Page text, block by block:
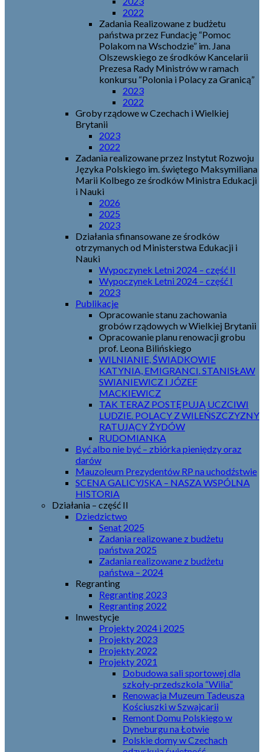
2022
Zadania Realizowane z budżetu
państwa przez Fundację “Pomoc
Polakom na Wschodzie” im. Jana
Olszewskiego ze środków Kancelarii
Prezesa Rady Ministrów w ramach
konkursu “Polonia i Polacy za Granicą”
2023
2022
Groby rządowe w Czechach i Wielkiej
Brytanii
2023
2022
Zadania realizowane przez Instytut Rozwoju
Języka Polskiego im. świętego Maksymiliana
Marii Kolbego ze środków Ministra Edukacji
i Nauki
2026
2025
2023
Działania sfinansowane ze środków
otrzymanych od Ministerstwa Edukacji i
Nauki
Wypoczynek Letni 2024 – część II
Wypoczynek Letni 2024 – część I
2023
Publikacje
Opracowanie stanu zachowania
grobów rządowych w Wielkiej Brytanii
Opracowanie planu renowacji grobu
prof. Leona Bilińskiego
WILNIANIE, ŚWIADKOWIE
KATYNIA, EMIGRANCI. STANISŁAW
SWIANIEWICZ I JÓZEF
MACKIEWICZ
TAK TERAZ POSTĘPUJĄ UCZCIWI
LUDZIE. POLACY Z WILEŃSZCZYZNY
RATUJĄCY ŻYDÓW
RUDOMIANKA
Być albo nie być – zbiórka pieniędzy oraz
darów
Mauzoleum Prezydentów RP na uchodźstwie
SCENA GALICYJSKA – NASZA WSPÓLNA
HISTORIA
Działania – część II
Dziedzictwo
Senat 2025
Zadania realizowane z budżetu
państwa 2025
Zadania realizowane z budżetu
państwa – 2024
Regranting
Regranting 2023
Regranting 2022
Inwestycje
Projekty 2024 i 2025
Projekty 2023
Projekty 2022
Projekty 2021
Dobudowa sali sportowej dla
szkoły-przedszkola “Wilia”
Renowacja Muzeum Tadeusza
Kościuszki w Szwajcarii
Remont Domu Polskiego w
Dyneburgu na Łotwie
Polskie domy w Czechach